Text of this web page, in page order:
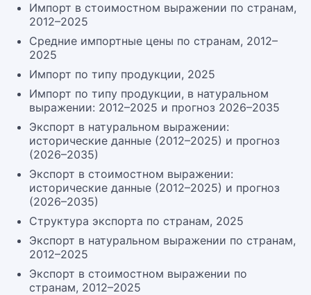
Импорт в стоимостном выражении по странам,
2012–2025
Средние импортные цены по странам, 2012–
2025
Импорт по типу продукции, 2025
Импорт по типу продукции, в натуральном
выражении: 2012–2025 и прогноз 2026–2035
Экспорт в натуральном выражении:
исторические данные (2012–2025) и прогноз
(2026–2035)
Экспорт в стоимостном выражении:
исторические данные (2012–2025) и прогноз
(2026–2035)
Структура экспорта по странам, 2025
Экспорт в натуральном выражении по странам,
2012–2025
Экспорт в стоимостном выражении по
странам, 2012–2025